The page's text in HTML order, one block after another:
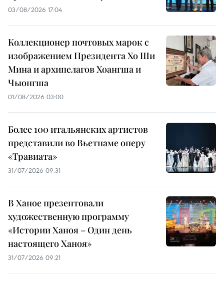
03/08/2026 17:04
Коллекционер почтовых марок с
изображением Президента Хо Ши
Мина и архипелагов Хоангша и
Чыонгша
01/08/2026 03:00
Более 100 итальянских артистов
представили во Вьетнаме оперу
«Травиата»
31/07/2026 09:31
В Ханое презентовали
художественную программу
«Истории Ханоя – Один день
настоящего Ханоя»
31/07/2026 09:21